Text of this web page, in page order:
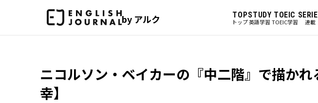
by アルク TOP
トップ
STUDY
英語学習
TOEIC
TOEIC学習 連載
ニコルソン・ベイカーの『中二階』で描か
幸】